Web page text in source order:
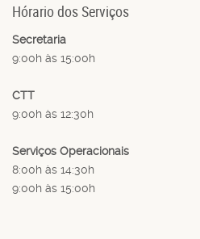
Hórario dos Serviços
Secretaria
9:00h às 15:00h
CTT
9:00h às 12:30h
Serviços Operacionais
8:00h às 14:30h
9:00h às 15:00h